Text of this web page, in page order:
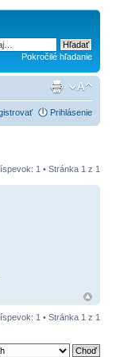
Pokročilé hľadanie
Prihlásenie
1 • Stránka 1 z 1
1 • Stránka 1 z 1